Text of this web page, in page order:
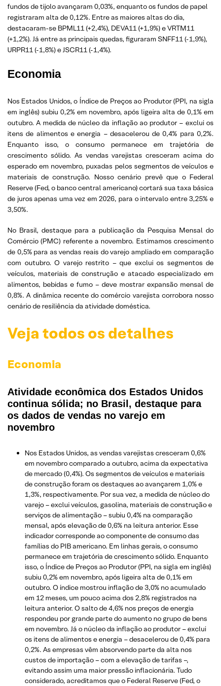
fundos de tijolo avançaram 0,03%, enquanto os fundos de papel
registraram alta de 0,12%. Entre as maiores altas do dia,
destacaram-se BPML11 (+2,4%), DEVA11 (+1,9%) e VRTM11
(+1,2%). Já entre as principais quedas, figuraram SNFF11 (-1,9%),
URPR11 (-1,8%) e JSCR11 (-1,4%).
Economia
Nos Estados Unidos, o Índice de Preços ao Produtor (PPI, na sigla
em inglês) subiu 0,2% em novembro, após ligeira alta de 0,1% em
outubro. A medida de núcleo da inflação ao produtor – exclui os
itens de alimentos e energia – desacelerou de 0,4% para 0,2%.
Enquanto isso, o consumo permanece em trajetória de
crescimento sólido. As vendas varejistas cresceram acima do
esperado em novembro, puxadas pelos segmentos de veículos e
materiais de construção. Nosso cenário prevê que o Federal
Reserve (Fed, o banco central americano) cortará sua taxa básica
de juros apenas uma vez em 2026, para o intervalo entre 3,25% e
3,50%.
No Brasil, destaque para a publicação da Pesquisa Mensal do
Comércio (PMC) referente a novembro. Estimamos crescimento
de 0,5% para as vendas reais do varejo ampliado em comparação
com outubro. O varejo restrito – que exclui os segmentos de
veículos, materiais de construção e atacado especializado em
alimentos, bebidas e fumo – deve mostrar expansão mensal de
0,8%. A dinâmica recente do comércio varejista corrobora nosso
cenário de resiliência da atividade doméstica.
Veja todos os detalhes
Economia
Atividade econômica dos Estados Unidos
continua sólida; no Brasil, destaque para
os dados de vendas no varejo em
novembro
Nos Estados Unidos, as vendas varejistas cresceram 0,6%
em novembro comparado a outubro, acima da expectativa
de mercado (0,4%). Os segmentos de veículos e materiais
de construção foram os destaques ao avançarem 1,0% e
1,3%, respectivamente. Por sua vez, a medida de núcleo do
varejo – exclui veículos, gasolina, materiais de construção e
serviços de alimentação – subiu 0,4% na comparação
mensal, após elevação de 0,6% na leitura anterior. Esse
indicador corresponde ao componente de consumo das
famílias do PIB americano. Em linhas gerais, o consumo
permanece em trajetória de crescimento sólido. Enquanto
isso, o Índice de Preços ao Produtor (PPI, na sigla em inglês)
subiu 0,2% em novembro, após ligeira alta de 0,1% em
outubro. O índice mostrou inflação de 3,0% no acumulado
em 12 meses, um pouco acima dos 2,8% registrados na
leitura anterior. O salto de 4,6% nos preços de energia
respondeu por grande parte do aumento no grupo de bens
em novembro. Já o núcleo da inflação ao produtor – exclui
os itens de alimentos e energia – desacelerou de 0,4% para
0,2%. As empresas vêm absorvendo parte da alta nos
custos de importação – com a elevação de tarifas –,
evitando assim uma maior pressão inflacionária. Tudo
considerado, acreditamos que o Federal Reserve (Fed, o